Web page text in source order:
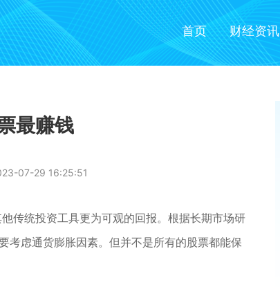
首页 财经资讯
最赚钱
07-29 16:25:51
传统投资工具更为可观的回报。根据长期市场研
考虑通货膨胀因素。但并不是所有的股票都能保